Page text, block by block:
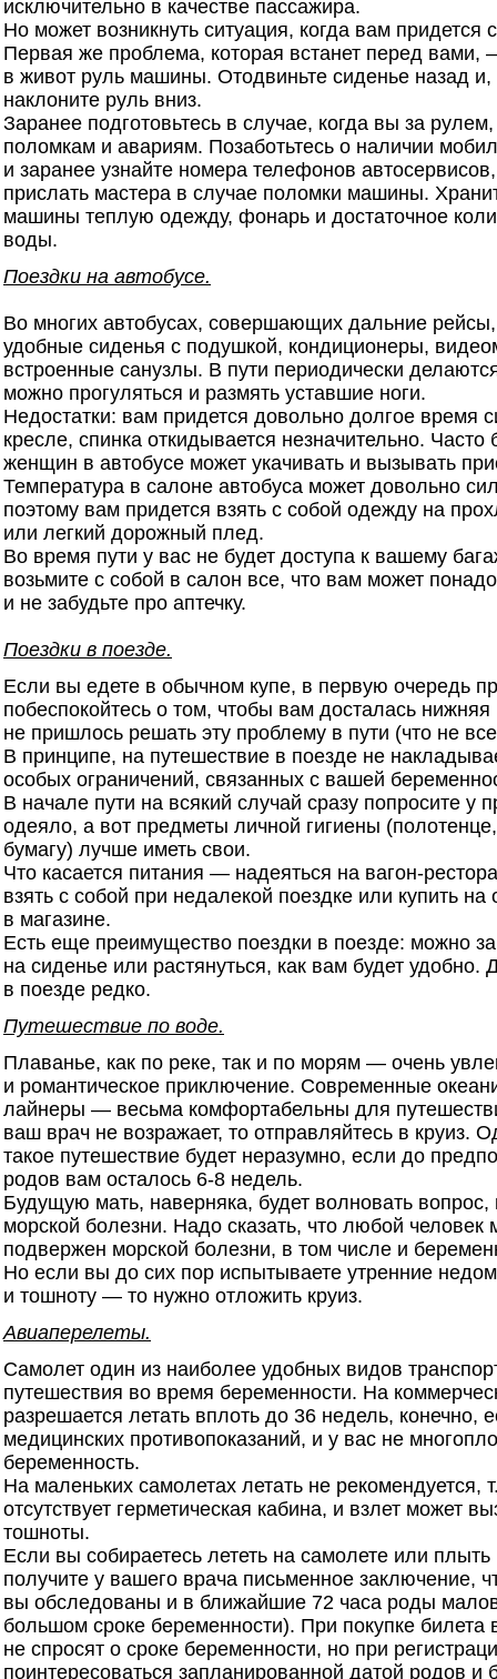
исключительно в качестве пассажира.
Но может возникнуть ситуация, когда вам придется
Первая же проблема, которая встанет перед
в живот руль машины. Отодвиньте сиденье назад
наклоните руль вниз.
Заранее подготовьтесь в случае, когда вы за
поломкам и авариям. Позаботьтесь о наличии
и заранее узнайте номера телефонов
прислать мастера в случае поломки машины.
машины теплую одежду, фонарь и достаточное
воды.
Поездки на автобусе.
Во многих автобусах, совершающих дальние
удобные сиденья с подушкой, кондиционеры,
встроенные санузлы. В пути периодически
можно прогуляться и размять уставшие ноги.
Недостатки: вам придется довольно долгое время
кресле, спинка откидывается незначительно.
женщин в автобусе может укачивать и вызывать
Температура в салоне автобуса может довольно
поэтому вам придется взять с собой одежду на
или легкий дорожный плед.
Во время пути у вас не будет доступа к вашему
возьмите с собой в салон все, что вам может
и не забудьте про аптечку.
Поездки в поезде.
Если вы едете в обычном купе, в первую очередь
побеспокойтесь о том, чтобы вам досталась
не пришлось решать эту проблему в пути (что не
В принципе, на путешествие в поезде не
особых ограничений, связанных с вашей
В начале пути на всякий случай сразу попросите у
одеяло, а вот предметы личной гигиены
бумагу) лучше иметь свои.
Что касается питания — надеяться на вагон-
взять с собой при недалекой поездке или купить на
в магазине.
Есть еще преимущество поездки в поезде: можно
на сиденье или растянуться, как вам будет удобно.
в поезде редко.
Путешествие по воде.
Плаванье, как по реке, так и по морям — очень
и романтическое приключение. Современные
лайнеры — весьма комфортабельны для
ваш врач не возражает, то отправляйтесь в круиз.
такое путешествие будет неразумно, если до
родов вам осталось 6-8 недель.
Будущую мать, наверняка, будет волновать
морской болезни. Надо сказать, что любой человек
подвержен морской болезни, в том числе и
Но если вы до сих пор испытываете утренние
и тошноту — то нужно отложить круиз.
Авиаперелеты.
Самолет один из наиболее удобных видов
путешествия во время беременности. На
разрешается летать вплоть до 36 недель, конечно,
медицинских противопоказаний, и у вас не
беременность.
На маленьких самолетах летать не рекомендуется,
отсутствует герметическая кабина, и взлет может
тошноты.
Если вы собираетесь лететь на самолете или плыть
получите у вашего врача письменное заключение,
вы обследованы и в ближайшие 72 часа роды
большом сроке беременности). При покупке билета
не спросят о сроке беременности, но при
поинтересоваться запланированной датой родов и